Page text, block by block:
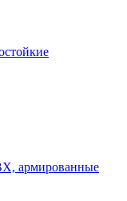
армированные